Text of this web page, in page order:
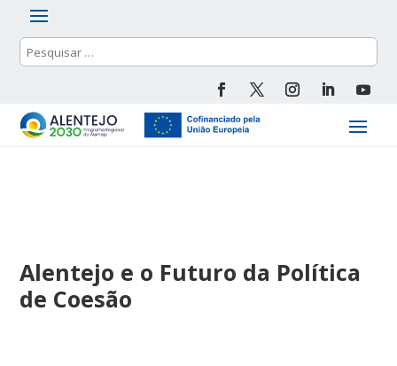
Alentejo e o Futuro da Política
de Coesão